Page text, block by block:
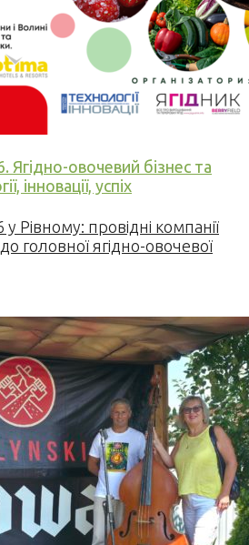
овочевий бізнес та
інновації, успіх
Рівному: провідні компанії
головної ягідно-овочевої